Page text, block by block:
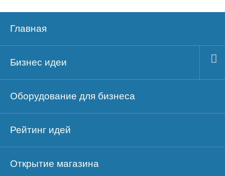
Главная
Бизнес идеи
Оборудование для бизнеса
Рейтинг идей
Открытие магазина